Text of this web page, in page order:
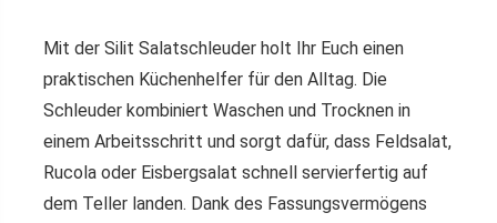
Mit der Silit Salatschleuder holt Ihr Euch einen
praktischen Küchenhelfer für den Alltag. Die
Schleuder kombiniert Waschen und Trocknen in
einem Arbeitsschritt und sorgt dafür, dass Feldsalat,
Rucola oder Eisbergsalat schnell servierfertig auf
dem Teller landen. Dank des Fassungsvermögens